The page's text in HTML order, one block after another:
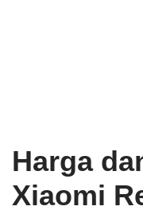
Harga
Xiaomi